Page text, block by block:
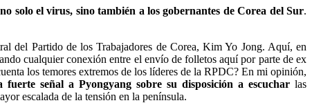
solo el virus, sino también a los gobernantes de Corea del Sur.
del Partido de los Trabajadores de Corea, Kim Yo Jong. Aquí, en
cualquier conexión entre el envío de folletos aquí por parte de ex
los temores extremos de los líderes de la RPDC? En mi opinión,
señal a Pyongyang sobre su disposición a escuchar las
escalada de la tensión en la península.